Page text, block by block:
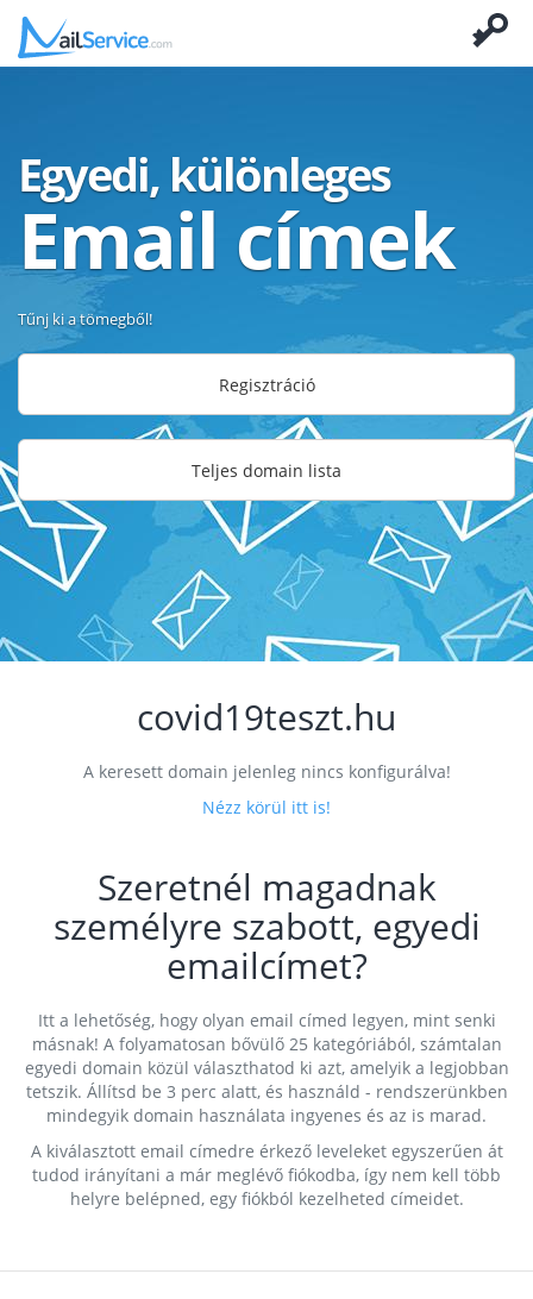
Egyedi, különleges
Email címek
Tűnj ki a tömegből!
Regisztráció
Teljes domain lista
covid19teszt.hu
A keresett domain jelenleg nincs konfigurálva!
Nézz körül itt is!
Szeretnél magadnak
személyre szabott, egyedi
emailcímet?
Itt a lehetőség, hogy olyan email címed legyen, mint senki
másnak! A folyamatosan bővülő 25 kategóriából, számtalan
egyedi domain közül választhatod ki azt, amelyik a legjobban
tetszik. Állítsd be 3 perc alatt, és használd - rendszerünkben
mindegyik domain használata ingyenes és az is marad.
A kiválasztott email címedre érkező leveleket egyszerűen át
tudod irányítani a már meglévő fiókodba, így nem kell több
helyre belépned, egy fiókból kezelheted címeidet.